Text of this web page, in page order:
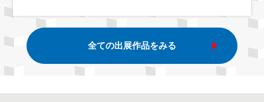
全ての出展作品をみる